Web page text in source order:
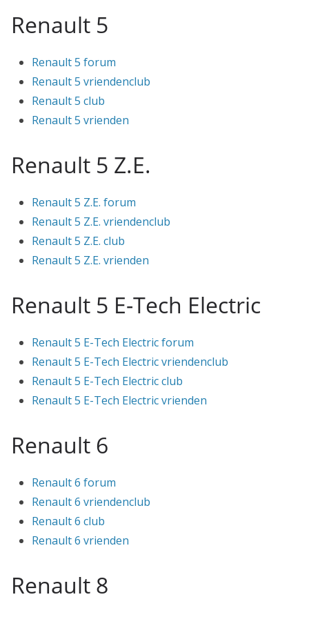
Renault 5
Renault 5 forum
Renault 5 vriendenclub
Renault 5 club
Renault 5 vrienden
Renault 5 Z.E.
Renault 5 Z.E. forum
Renault 5 Z.E. vriendenclub
Renault 5 Z.E. club
Renault 5 Z.E. vrienden
Renault 5 E-Tech Electric
Renault 5 E-Tech Electric forum
Renault 5 E-Tech Electric vriendenclub
Renault 5 E-Tech Electric club
Renault 5 E-Tech Electric vrienden
Renault 6
Renault 6 forum
Renault 6 vriendenclub
Renault 6 club
Renault 6 vrienden
Renault 8